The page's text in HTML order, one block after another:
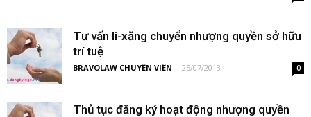
Tư vấn li-xăng chuyển nhượng quyền sở hữu
trí tuệ
BRAVOLAW CHUYÊN VIÊN - 25/07/2013 0
Thủ tục đăng ký hoạt động nhượng quyền